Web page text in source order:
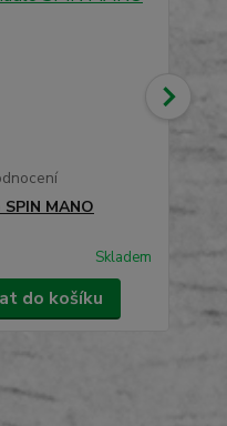
MANO
Skladem
do košíku